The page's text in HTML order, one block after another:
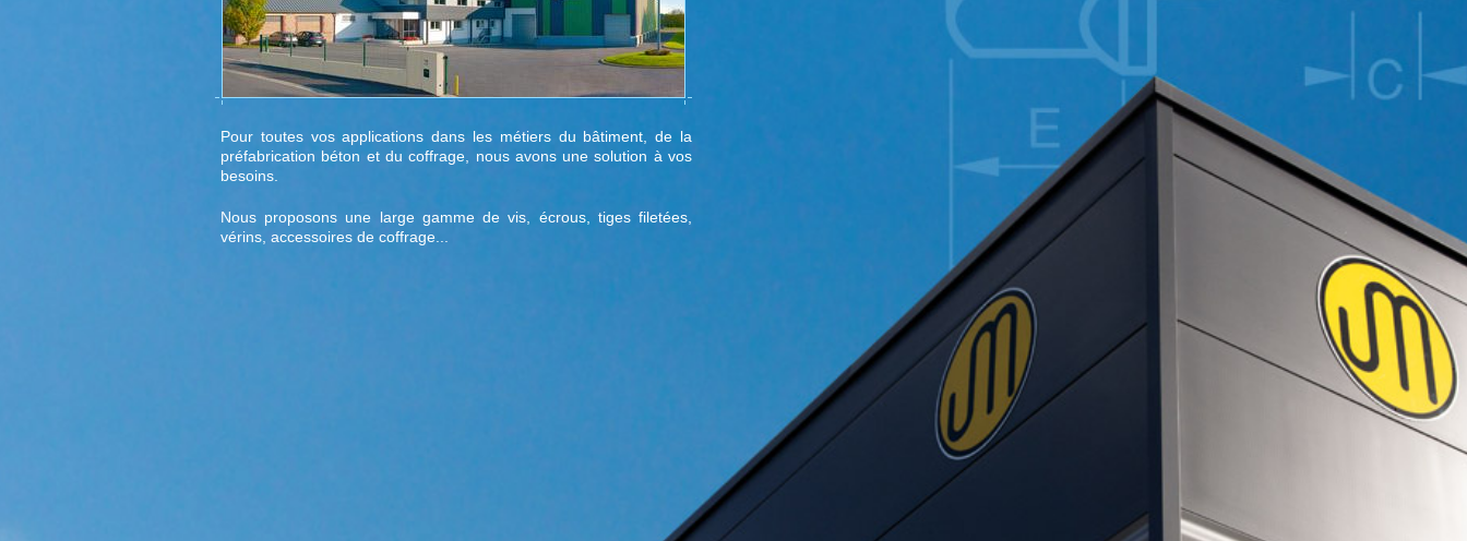
Pour toutes vos applications dans les métiers du bâtiment, de la
préfabrication béton et du coffrage, nous avons une solution à vos
besoins.
Nous proposons une large gamme de vis, écrous, tiges filetées,
vérins, accessoires de coffrage...